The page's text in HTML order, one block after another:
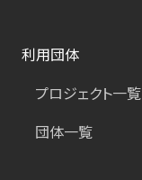
利用団体
プロジェクト一覧
団体一覧